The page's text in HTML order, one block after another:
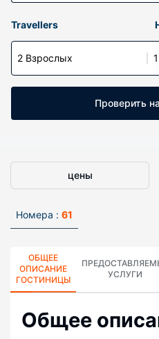
Travellers
2 Взрослых
Проверить
цены
Номера : 61
ОБЩЕЕ
ОПИСАНИЕ
ГОСТИНИЦЫ
УСЛУГИ
Общее